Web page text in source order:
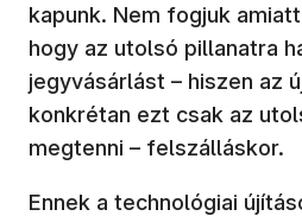
kapunk. Nem fogjuk
hogy az utolsó pillanatra
jegyvásárlást – hiszen az
konkrétan ezt csak az
megtenni – felszálláskor.
Ennek a technológiai